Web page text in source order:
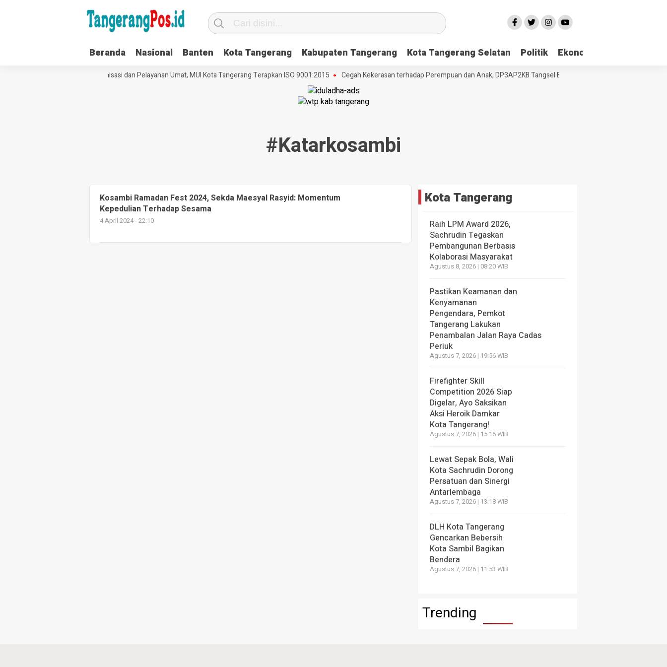
Beranda Nasional Banten Kota Tangerang Kabupaten Tangerang Kota Tangerang Selatan Politik Ekonomi
Perkuat Tata Kelola Organisasi dan Pelayanan Umat, MUI Kota Tangerang Terapkan ISO 9001:2015 Cegah Kekerasan terhadap Perempuan dan Anak, DP3AP2KB Tangsel Bekali Masyarakat Manajemen Stres
#katarkosambi
Kosambi Ramadan Fest 2024, Sekda Maesyal Rasyid: Momentum
Kepedulian Terhadap Sesama
4 April 2024 - 22:10
Kota Tangerang
Raih LPM Award 2026,
Sachrudin Tegaskan
Pembangunan Berbasis
Kolaborasi Masyarakat
Agustus 8, 2026 | 08:20 WIB
Pastikan Keamanan dan
Kenyamanan
Pengendara, Pemkot
Tangerang Lakukan
Penambalan Jalan Raya Cadas
Periuk
Agustus 7, 2026 | 19:56 WIB
Firefighter Skill
Competition 2026 Siap
Digelar, Ayo Saksikan
Aksi Heroik Damkar
Kota Tangerang!
Agustus 7, 2026 | 15:16 WIB
Lewat Sepak Bola, Wali
Kota Sachrudin Dorong
Persatuan dan Sinergi
Antarlembaga
Agustus 7, 2026 | 13:18 WIB
DLH Kota Tangerang
Gencarkan Bebersih
Kota Sambil Bagikan
Bendera
Agustus 7, 2026 | 11:53 WIB
Trending